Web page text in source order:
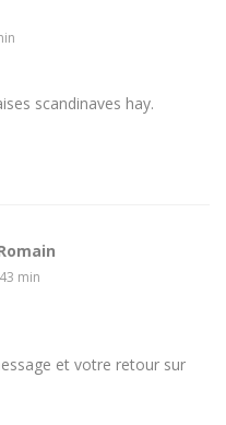
scandinaves hay.
min
et votre retour sur